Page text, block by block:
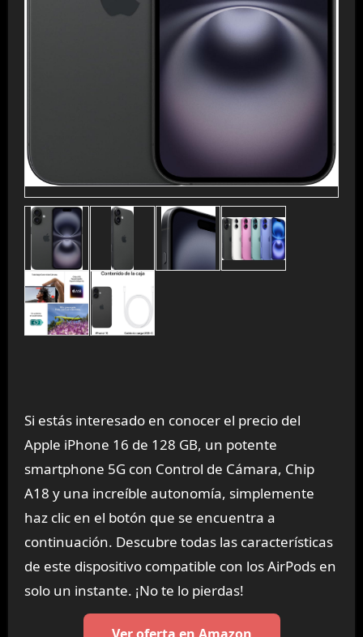
Si estás interesado en conocer el precio del
Apple iPhone 16 de 128 GB, un potente
smartphone 5G con Control de Cámara, Chip
A18 y una increíble autonomía, simplemente
haz clic en el botón que se encuentra a
continuación. Descubre todas las características
de este dispositivo compatible con los AirPods en
solo un instante. ¡No te lo pierdas!